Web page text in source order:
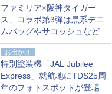
ファミリア×阪神タイガー
ス、コラボ第3弾は黒系デニ
ムバッグやサコッシュなど6
点。8月21日オンラインスト
アで発売
お出かけ
特別塗装機「JAL Jubilee
Express」就航地にTDS25周
年のフォトスポットが登場。